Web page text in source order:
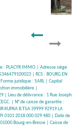
: PLACYR IMMO | Adresse siège
| RCS : BOURG EN
juridique : SARL | Capital
immobilière |
| Lieu de délivrance : 1 Rue Joseph
| N° de caisse de garantie :
KUPKA B TSA 39999 92919 LA
0101 2018 000 029 480 | Date de
Bourg-en-Bresse | Caisse de